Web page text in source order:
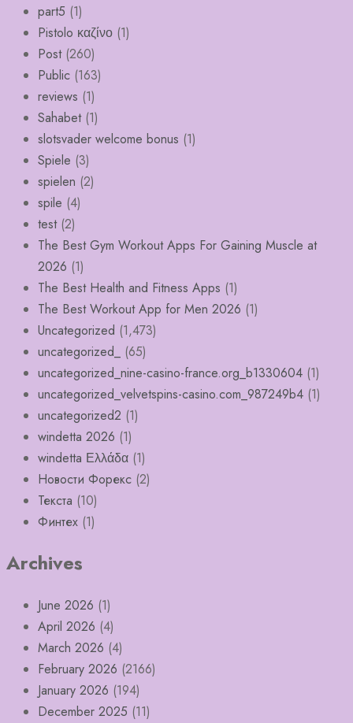
part5 (1)
Pistolo καζίνο (1)
Post(260)
Public (163)
reviews (1)
Sahabet(1)
slotsvader welcome bonus (1)
Spiele (3)
spielen (2)
spile (4)
test(2)
The Best Gym Workout Apps For Gaining Muscle at
2026 (1)
The Best Health and Fitness Apps (1)
The Best Workout App for Men 2026 (1)
Uncategorized (1,473)
uncategorized_
(65)
uncategorized_nine-casino-france.org_b1330604 (1)
uncategorized_velvetspins-casino.com_987249b4 (1)
uncategorized2 (1)
windetta 2026 (1)
windetta Ελλάδα (1)
Новости Форекс (2)
Текста (10)
Финтех (1)
Archives
June 2026 (1)
April 2026 (4)
March 2026 (4)
February 2026 (2166)
January 2026 (194)
December 2025 (11)